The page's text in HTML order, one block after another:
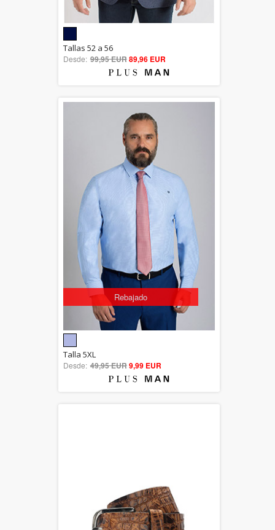
out of 5
Tallas 52 a 56
Desde: 99,95 EUR89,96 EUR
Rebajado
out of 5
Talla 5XL
Desde: 49,95 EUR9,99 EUR